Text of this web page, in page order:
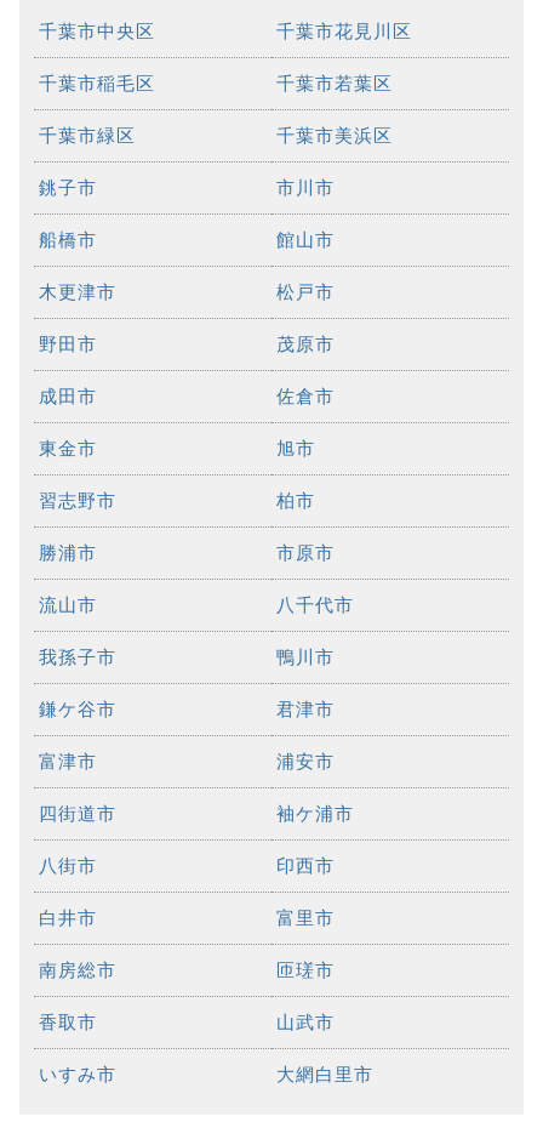
千葉市中央区 千葉市花見川区
千葉市稲毛区 千葉市若葉区
千葉市緑区 千葉市美浜区
銚子市 市川市
船橋市 館山市
木更津市 松戸市
野田市 茂原市
成田市 佐倉市
東金市 旭市
習志野市 柏市
勝浦市 市原市
流山市 八千代市
我孫子市 鴨川市
鎌ケ谷市 君津市
富津市 浦安市
四街道市 袖ケ浦市
八街市 印西市
白井市 富里市
南房総市 匝瑳市
香取市 山武市
いすみ市 大網白里市